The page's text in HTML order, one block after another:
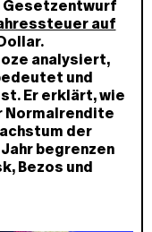
Gesetzentwurf
auf
analysiert,
und
Er erklärt, wie
Normalrendite
der
begrenzen
Bezos und